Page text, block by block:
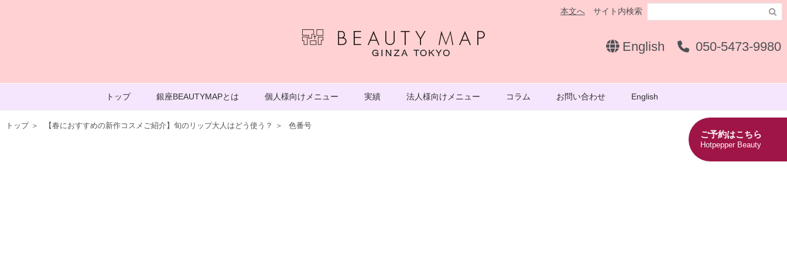
本文へ サイト内検索 
English 050-5473-9980
ご予約はこちら
Hotpepper Beauty
トップ 銀座BEAUTYMAPとは 個人様向けメニュー 実績 法人様向けメニュー コラム お問い合わせ English
トップ＞ 【春におすすめの新作コスメご紹介】旬のリップ大人はどう使う？ ＞ 色番号